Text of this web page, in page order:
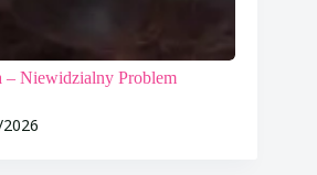
– Niewidzialny Problem